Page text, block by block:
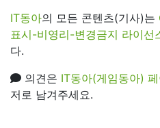
IT동아의 모든 콘텐츠(기사)는
표시-비영리-변경금지 라이선
다.
의견은 IT동아(게임동아)
저로 남겨주세요.